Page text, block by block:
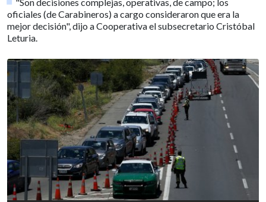
oficiales (de Carabineros) a cargo consideraron que era la
mejor decisión", dijo a Cooperativa el subsecretario Cristóbal
Leturia.